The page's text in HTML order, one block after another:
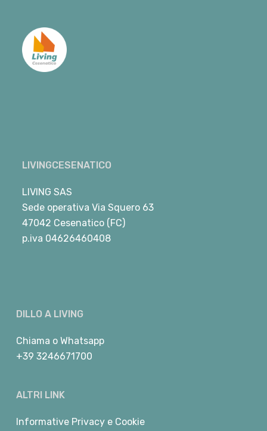
LIVINGCESENATICO
LIVING SAS
Sede operativa Via Squero 63
47042 Cesenatico (FC)
p.iva 04626460408
DILLO A LIVING
Chiama o Whatsapp
+39 3246671700
ALTRI LINK
Informative Privacy e Cookie